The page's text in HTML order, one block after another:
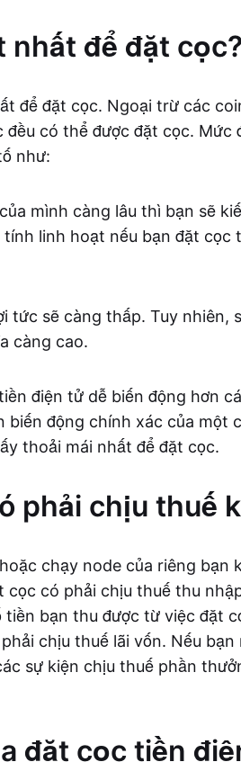
nhất để đặt cọc?
để đặt cọc. Ngoại trừ các
có thể được đặt cọc. Mức
như:
mình càng lâu thì bạn sẽ
linh hoạt nếu bạn đặt cọc
tức sẽ càng thấp. Tuy nhiên,
càng cao.
điện tử dễ biến động hơn
động chính xác của một
thoải mái nhất để đặt cọc.
phải chịu thuế
chạy node của riêng bạn
cọc có phải chịu thuế thu
bạn thu được từ việc đặt
chịu thuế lãi vốn. Nếu bạn
sự kiện chịu thuế phần
đặt cọc tiền